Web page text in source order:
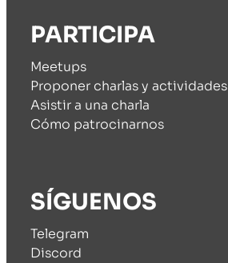
PARTICIPA
Meetups
Proponer charlas y actividades
Asistir a una charla
Cómo patrocinarnos
SÍGUENOS
Telegram
Discord